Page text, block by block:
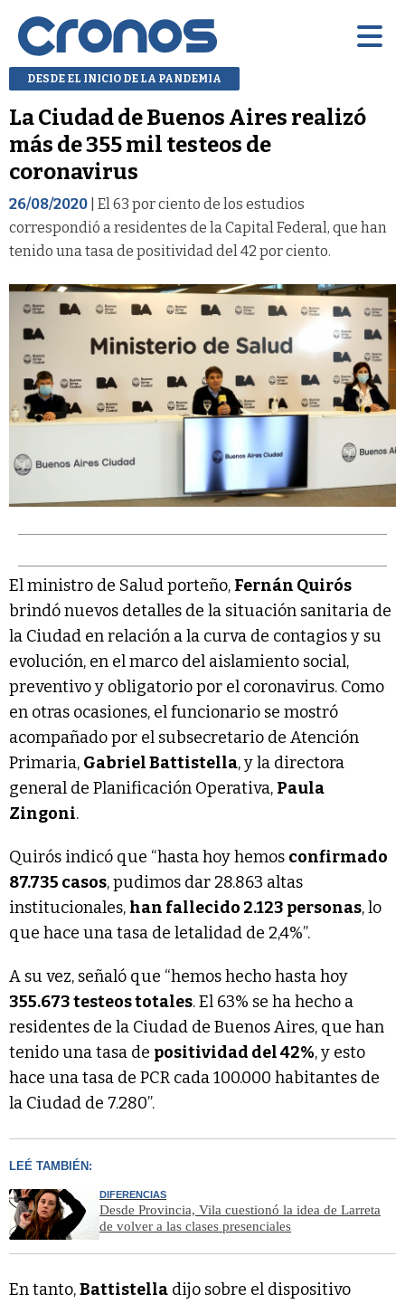
DESDE EL INICIO DE LA PANDEMIA
La Ciudad de Buenos Aires realizó
más de 355 mil testeos de
coronavirus
26/08/2020 | El 63 por ciento de los estudios
correspondió a residentes de la Capital Federal, que han
tenido una tasa de positividad del 42 por ciento.
El ministro de Salud porteño, Fernán Quirós
brindó nuevos detalles de la situación sanitaria de
la Ciudad en relación a la curva de contagios y su
evolución, en el marco del aislamiento social,
preventivo y obligatorio por el coronavirus. Como
en otras ocasiones, el funcionario se mostró
acompañado por el subsecretario de Atención
Primaria, Gabriel Battistella, y la directora
general de Planificación Operativa, Paula
Zingoni.
Quirós indicó que “hasta hoy hemos confirmado
87.735 casos, pudimos dar 28.863 altas
institucionales, han fallecido 2.123 personas, lo
que hace una tasa de letalidad de 2,4%”.
A su vez, señaló que “hemos hecho hasta hoy
355.673 testeos totales. El 63% se ha hecho a
residentes de la Ciudad de Buenos Aires, que han
tenido una tasa de positividad del 42%, y esto
hace una tasa de PCR cada 100.000 habitantes de
la Ciudad de 7.280”.
LEÉ TAMBIÉN:
DIFERENCIAS
Desde Provincia, Vila cuestionó la idea de Larreta
de volver a las clases presenciales
En tanto,Battistella dijo sobre el dispositivo